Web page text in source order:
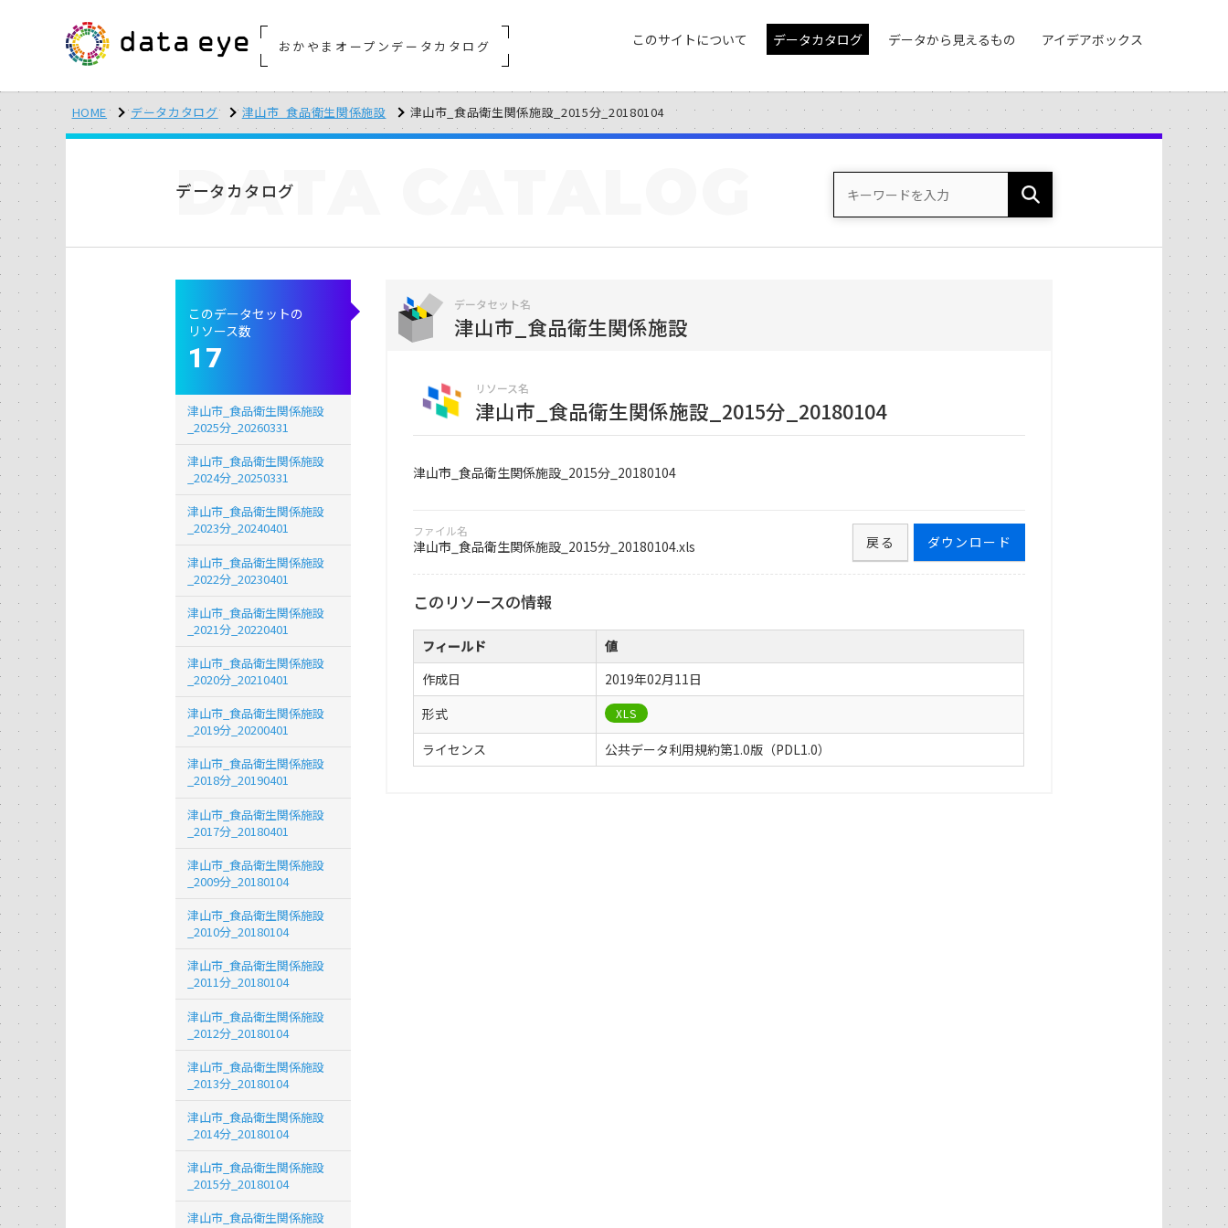
おかやまオープンデータカタログ このサイトについて データカタログ データから見えるもの アイデアボックス
HOME データカタログ 津山市_食品衛生関係施設 津山市_食品衛生関係施設_2015分_20180104
データカタログ
DATA
データセット名
津山市_食品衛生関係施設
リソース名
津山市_食品衛生関係施設_2015分_20180104
津山市_食品衛生関係施設_2015分_20180104
ファイル名
津山市_食品衛生関係施設_2015分_20180104.xls ダウンロード
戻る
このリソースの情報
フィールド
値
作成日
2019年02月11日
形式
XLS
ライセンス 公共データ利用規約第1.0版（PDL1.0）
このデータセットの
リソース数
17
津山市_食品衛生関係施設
_2025分_20260331
津山市_食品衛生関係施設
_2024分_20250331
津山市_食品衛生関係施設
_2023分_20240401
津山市_食品衛生関係施設
_2022分_20230401
津山市_食品衛生関係施設
_2021分_20220401
津山市_食品衛生関係施設
_2020分_20210401
津山市_食品衛生関係施設
_2019分_20200401
津山市_食品衛生関係施設
_2018分_20190401
津山市_食品衛生関係施設
_2017分_20180401
津山市_食品衛生関係施設
_2009分_20180104
津山市_食品衛生関係施設
_2010分_20180104
津山市_食品衛生関係施設
_2011分_20180104
津山市_食品衛生関係施設
_2012分_20180104
津山市_食品衛生関係施設
_2013分_20180104
津山市_食品衛生関係施設
_2014分_20180104
津山市_食品衛生関係施設
_2015分_20180104
津山市_食品衛生関係施設